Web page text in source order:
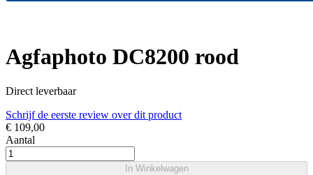
Agfaphoto DC8200 rood
Direct leverbaar
Schrijf de eerste review over dit product
€ 109,00
Aantal
In Winkelwagen